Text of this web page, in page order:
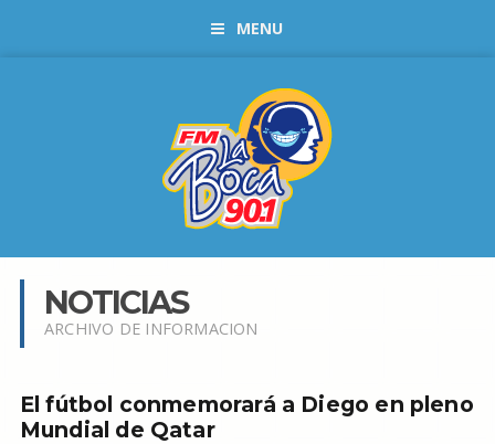
MENU
NOTICIAS
ARCHIVO DE INFORMACION
El fútbol conmemorará a Diego en pleno
Mundial de Qatar